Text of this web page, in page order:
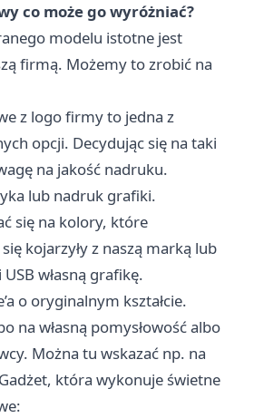
co może go wyróżniać?
modelu istotne jest
firmą. Możemy to zrobić na
z logo firmy to jedna z
opcji. Decydując się na taki
na jakość nadruku.
lub nadruk grafiki.
się na kolory, które
kojarzyły z naszą marką lub
własną grafikę.
o oryginalnym kształcie.
na własną pomysłowość albo
Można tu wskazać np. na
która wykonuje świetne